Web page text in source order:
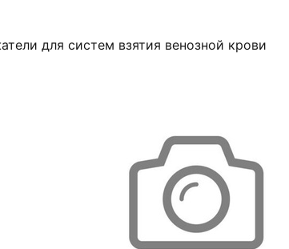
для систем взятия венозной крови